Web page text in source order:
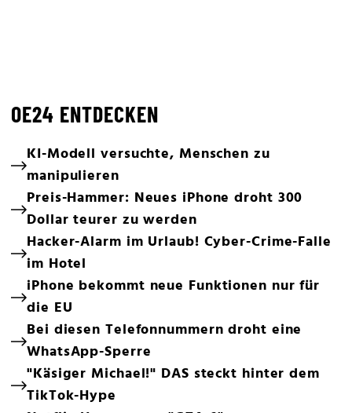
OE24 ENTDECKEN
KI-Modell versuchte, Menschen zu
manipulieren
Preis-Hammer: Neues iPhone droht 300
Dollar teurer zu werden
Hacker-Alarm im Urlaub! Cyber-Crime-Falle
im Hotel
iPhone bekommt neue Funktionen nur für
die EU
Bei diesen Telefonnummern droht eine
WhatsApp-Sperre
"Käsiger Michael!" DAS steckt hinter dem
TikTok-Hype